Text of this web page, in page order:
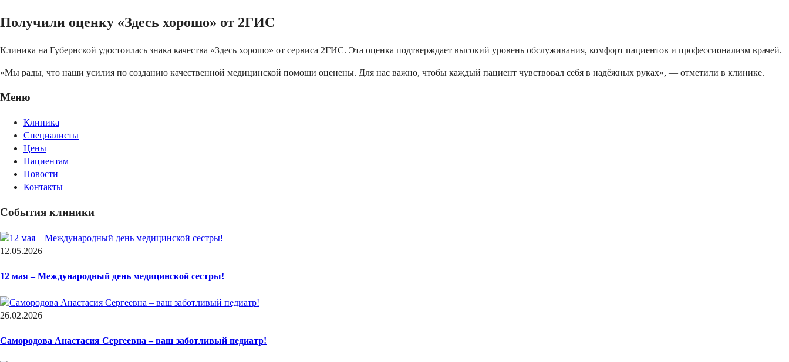
Получили оценку «Здесь хорошо» от 2ГИС
Клиника на Губернской удостоилась знака качества «Здесь хорошо» от сервиса 2ГИС. Эта оценка подтверждает высокий уровень обслуживания, комфорт пациентов и профессионализм врачей.
«Мы рады, что наши усилия по созданию качественной медицинской помощи оценены. Для нас важно, чтобы каждый пациент чувствовал себя в надёжных руках», — отметили в клинике.
Меню
Клиника
Специалисты
Цены
Пациентам
Новости
Контакты
События клиники
12.05.2026
12 мая – Международный день медицинской сестры!
26.02.2026
Самородова Анастасия Сергеевна – ваш заботливый педиатр!